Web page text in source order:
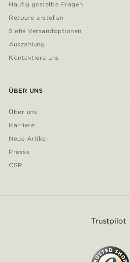
Häufig gestellte Fragen
Retoure erstellen
Siehe Versandoptionen
Auszahlung
Kontaktiere uns
ÜBER UNS
Über uns
Karriere
Neue Artikel
Presse
CSR
Trustpilot